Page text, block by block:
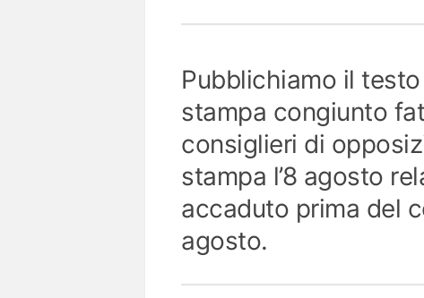
Pubblichiamo il
stampa congiunto
consiglieri di
stampa l’8 agosto
accaduto prima del
agosto.